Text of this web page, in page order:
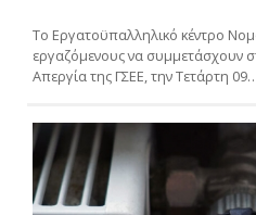
Το Εργατοϋπαλληλικό κέντρο
εργαζόμενους να συμμετάσχουν
Απεργία της ΓΣΕΕ, την Τετάρτη